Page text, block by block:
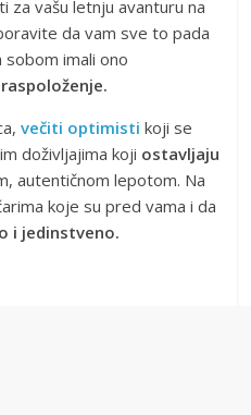
za vašu letnju avanturu na
da vam sve to pada
sobom imali ono
večiti optimisti koji se
doživljajima koji ostavljaju
autentičnom lepotom. Na
koje su pred vama i da
i jedinstveno.